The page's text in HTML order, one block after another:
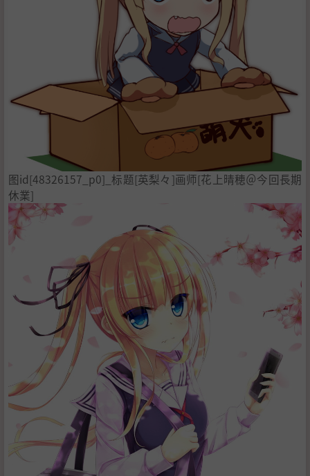
图id[48326157_p0]_标题[英梨々]画师[花上晴穂＠今回長期
休業]